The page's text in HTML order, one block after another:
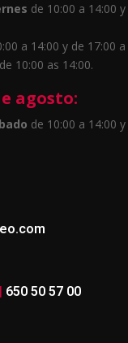
de 10:00 a 14:00
a 14:00 y de 17:00 a
de 10:00 as 14:00.
agosto:
de 10:00 a 14:00
650 50 57 00